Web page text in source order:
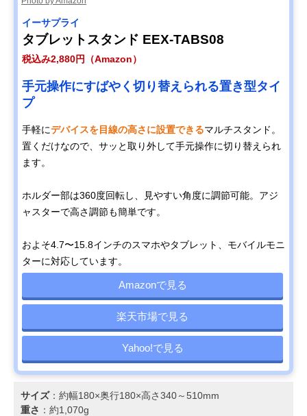
イーサプライ
タブレットスタンド EEX-TABS08
税込み2,880円（Amazon）
手元操作にすばやく切り替えられる置き型タイ
プ
手軽にデバイスを目線の高さに設置できるマルチスタンド。
置くだけなので、サッと取り外して手元操作に切り替えられ
ます。
ホルダー部は360度回転し、見やすい角度に調節可能。アジ
ャスターで高さ調節も簡単です。
およそ4.7〜15.8インチのスマホやタブレット、モバイルモニ
ターに対応しています。
Amazonで見る
楽天市場で見る
Yahoo!で見る
サイズ：約幅180×奥行180×高さ340～510mm
重さ ：約1,070g